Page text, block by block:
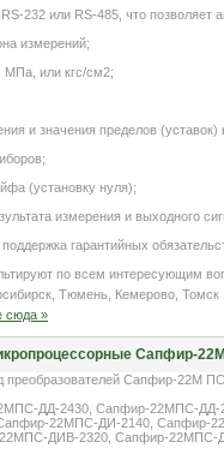
232 или RS-485, что позволяет
измерений;
МПа, или кгс/см2;
и значения пределов
(установку нуля);
измерения и выходного
гарантийных
по всем интересующим
Тюмень, Кемерово, Томск
сюда »
Сапфир-
Сапфир-22М
ДД-2430, Сапфир-22МПС-
22МПС-ДИ-2140,
ДИВ-2320, Сапфир-